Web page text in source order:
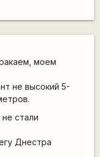
моем
не высокий 5-
стали
Днестра